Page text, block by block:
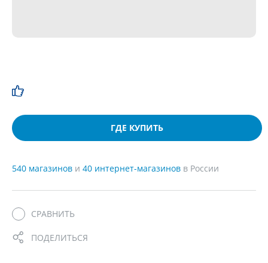
ГДЕ КУПИТЬ
540 магазинов и 40 интернет-магазинов в России
СРАВНИТЬ
ПОДЕЛИТЬСЯ